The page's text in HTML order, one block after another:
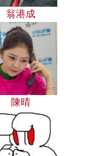
翁港成
陳晴